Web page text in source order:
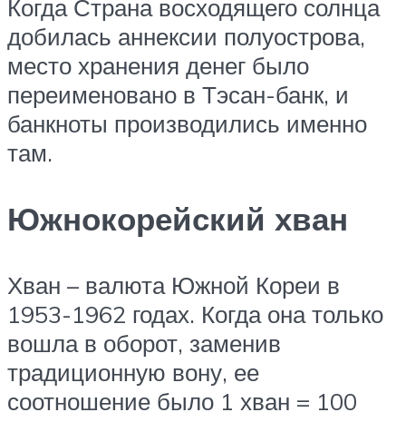
Когда Страна восходящего солнца
добилась аннексии полуострова,
место хранения денег было
переименовано в Тэсан-банк, и
банкноты производились именно
там.
Южнокорейский хван
Хван – валюта Южной Кореи в
1953-1962 годах. Когда она только
вошла в оборот, заменив
традиционную вону, ее
соотношение было 1 хван = 100